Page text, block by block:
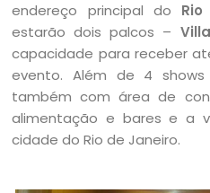
endereço principal do
estarão dois palcos –
capacidade para receber
evento. Além de 4
também com área de
alimentação e bares e a
cidade do Rio de Janeiro.